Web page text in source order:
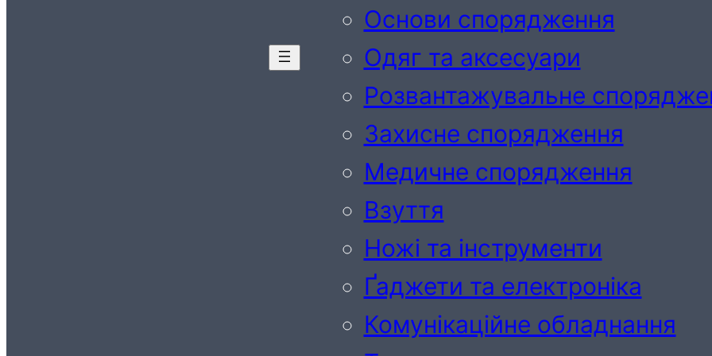
Основи спорядження
Одяг та аксесуари
Розвантажувальне
Захисне спорядження
Медичне спорядження
Взуття
Ножі та інструменти
Ґаджети та електроніка
Комунікаційне обладнання